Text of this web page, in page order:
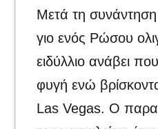
Μετά τη
γιο ενός Ρώσου
ειδύλλιο ανάβει
φυγή ενώ
Las Vegas. Ο